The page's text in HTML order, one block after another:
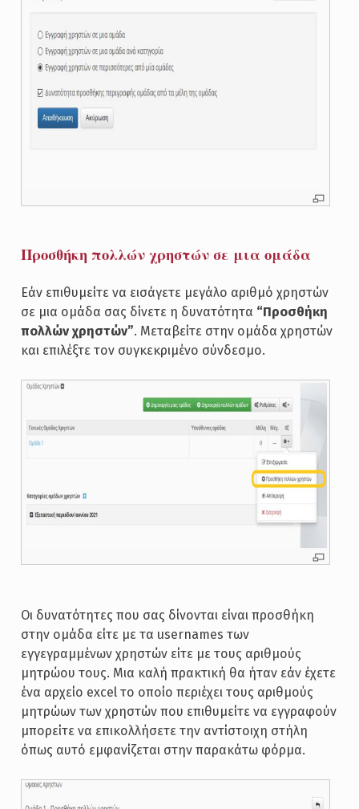
Προσθήκη πολλών χρηστών σε μια ομάδα
Εάν επιθυμείτε να εισάγετε μεγάλο αριθμό χρηστών
σε μια ομάδα σας δίνετε η δυνατότητα “Προσθήκη
πολλών χρηστών”. Μεταβείτε στην ομάδα χρηστών
και επιλέξτε τον συγκεκριμένο σύνδεσμο.
Οι δυνατότητες που σας δίνονται είναι προσθήκη
στην ομάδα είτε με τα usernames των
εγγεγραμμένων χρηστών είτε με τους αριθμούς
μητρώου τους. Μια καλή πρακτική θα ήταν εάν έχετε
ένα αρχείο excel το οποίο περιέχει τους αριθμούς
μητρώων των χρηστών που επιθυμείτε να εγγραφούν
μπορείτε να επικολλήσετε την αντίστοιχη στήλη
όπως αυτό εμφανίζεται στην παρακάτω φόρμα.